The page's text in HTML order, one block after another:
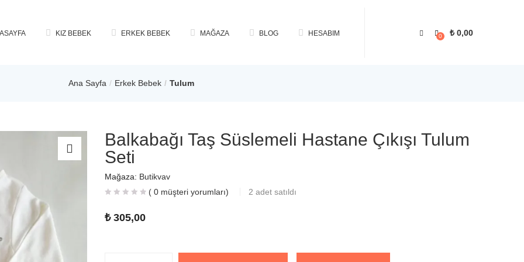
KIZ BEBEK ERKEK BEBEK MAĞAZA BLOG HESABIM 0 ₺0,00
Ana Sayfa Erkek Bebek Tulum
Balkabağı Taş Süslemeli Hastane Çıkışı Tulum
Seti
Mağaza: Butikvav
( 0 müşteri yorumları) 2 adet satıldı
₺305,00